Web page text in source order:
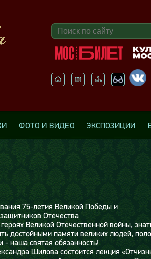
ФОТО И ВИДЕО ЭКСПОЗИЦИИ
75-летия Великой Победы и
Отечества
Великой Отечественной войны,
достойными памяти великих людей,
- наша святая обязанность!
Шилова состоится лекция